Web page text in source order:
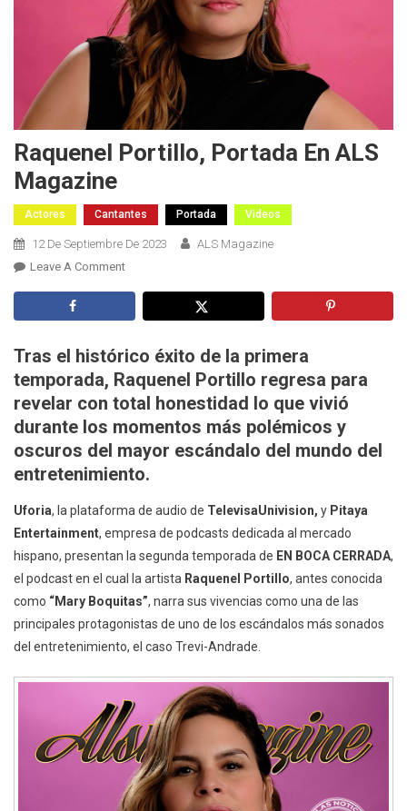
Raquenel Portillo, Portada En ALS
Magazine
Actores Cantantes Portada Videos
12 De Septiembre De 2023
ALS Magazine
Leave A CommentOn
En
Magazine
Tras el histórico éxito de la primera
temporada, Raquenel Portillo regresa para
revelar con total honestidad lo que vivió
durante los momentos más polémicos y
oscuros del mayor escándalo del mundo del
entretenimiento.
Uforia, la plataforma de audio de TelevisaUnivision, y Pitaya
Entertainment, empresa de podcasts dedicada al mercado
hispano, presentan la segunda temporada de EN BOCA CERRADA,
el podcast en el cual la artista Raquenel Portillo, antes conocida
como “Mary Boquitas”, narra sus vivencias como una de las
principales protagonistas de uno de los escándalos más sonados
del entretenimiento, el caso Trevi-Andrade.